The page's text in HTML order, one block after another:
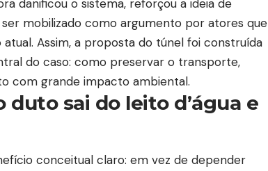
danificou o sistema, reforçou a ideia de
mobilizado como argumento por atores que
Assim, a proposta do túnel foi construída
do caso: como preservar o transporte,
com grande impacto ambiental.
sai do leito d’água e
conceitual claro: em vez de depender